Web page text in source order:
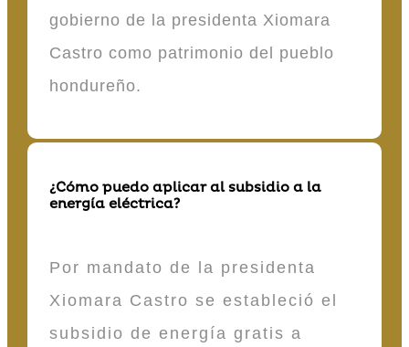
gobierno de la presidenta Xiomara
Castro como patrimonio del pueblo
hondureño.
¿Cómo puedo aplicar al subsidio a la
energía eléctrica?
Por mandato de la presidenta
Xiomara Castro se estableció el
subsidio de energía gratis a